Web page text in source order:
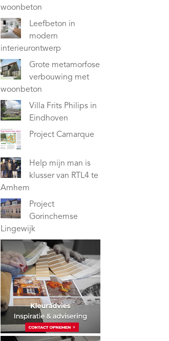
woonbeton
Leefbeton in
modern
interieurontwerp
Grote metamorfose
verbouwing met
woonbeton
Villa Frits Philips in
Eindhoven
Project Camarque
Help mijn man is
klusser van RTL4 te
Arnhem
Project
Gorinchemse
Lingewijk